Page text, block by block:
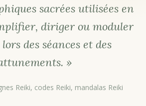
sacrées utilisées en
diriger ou moduler
des séances et des
»
Reiki, codes Reiki, mandalas Reiki